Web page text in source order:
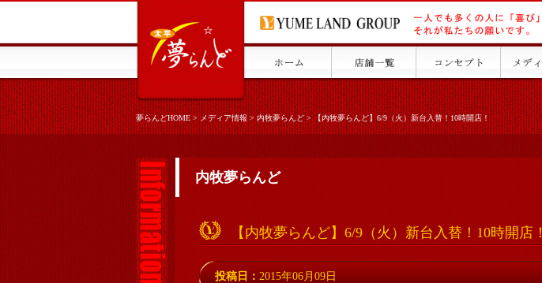
夢らんどHOME>メディア情報>内牧夢らんど>【内牧夢らんど】6/9（火）新台入替！10時開店！
内牧夢らんど
【内牧夢らんど】6/9（火）新台入替！10時開店！
投稿日： 2015年06月09日